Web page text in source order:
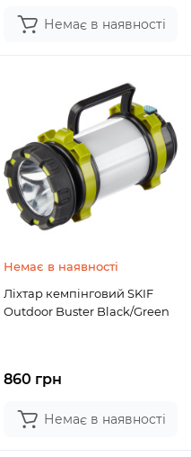
Немає в наявності
Немає в наявності
Ліхтар кемпінговий SKIF
Outdoor Buster Black/Green
860 грн
Немає в наявності